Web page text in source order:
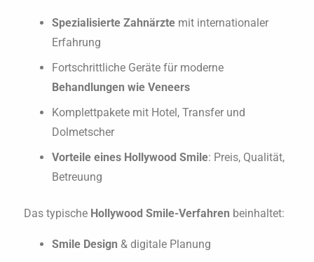
Spezialisierte Zahnärzte mit internationaler
Erfahrung
Fortschrittliche Geräte für moderne
Behandlungen wie Veneers
Komplettpakete mit Hotel, Transfer und
Dolmetscher
Vorteile eines Hollywood Smile: Preis, Qualität,
Betreuung
Das typische Hollywood Smile-Verfahren beinhaltet:
Smile Design & digitale Planung